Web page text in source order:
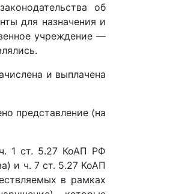
об
для назначения и
учреждение —
и выплачена
представление (на
1 ст. 5.27 КоАП РФ
и ч. 7 ст. 5.27 КоАП
в рамках